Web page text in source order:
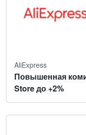
AliExpress
Повышенная
Store до +2%